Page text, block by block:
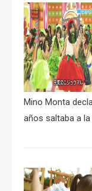
Mino Monta
años saltaba a la